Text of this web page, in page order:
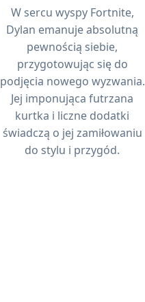
W sercu wyspy Fortnite,
Dylan emanuje absolutną
pewnością siebie,
przygotowując się do
podjęcia nowego wyzwania.
Jej imponująca futrzana
kurtka i liczne dodatki
świadczą o jej zamiłowaniu
do stylu i przygód.